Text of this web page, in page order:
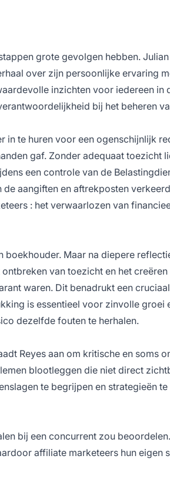
grote gevolgen hebben.
over zijn persoonlijke ervaring
inzichten voor iedereen in
bij het beheren
in te huren voor een ogenschijnlijk
gaf. Zonder adequaat toezicht
een controle van de
aangiften en aftrekposten
: het verwaarlozen van
Maar na diepere
van toezicht en het creëren
waren. Dit benadrukt een
is essentieel voor zinvolle groei
dezelfde fouten te herhalen.
Reyes aan om kritische en soms
blootleggen die niet direct
te begrijpen en strategieën
bij een concurrent zou
affiliate marketeers hun eigen